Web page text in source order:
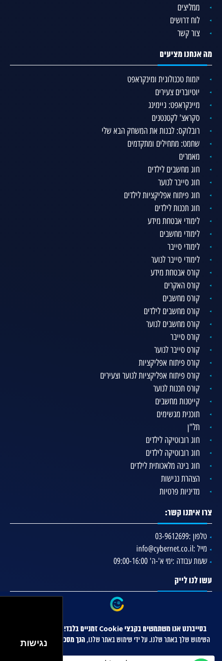
ממליצים
לוח דרושים
צור קשר
מה אנחנו מציעים
יזמות טכנולוגית ומינקראפט
יוטיוברים צעירים
מיינקראפט: גיימינג
סקראצ' לקטנטנים
רובלוקס: לבנות את המשחק הבא שלי
שחמט: מתחילים ומתקדמים
מאמרים
חוג מחשבים לילדים
חוג סייבר לנוער
חוג פיתוח אפליקציות לילדים
חוג תכנות לילדים
לימודי אבטחת מידע
לימודי מחשבים
לימודי סייבר
לימודי סייבר לנוער
קורס אבטחת מידע
קורס האקרים
קורס מחשבים
קורס מחשבים לילדים
קורס מחשבים לנוער
קורס סייבר
קורס סייבר לנוער
קורס פיתוח אפליקציות
קורס פיתוח אפליקציות לנוער וצעירים
קורס תכנות לנוער
קייטנות מחשבים
תוכנית מגשימים
תל"ן
חוג רובוטיקה לילדים
חוג רובוטיקה לילדים
חוג בינה מלאכותית לילדים
הצהרת נגישות
מדיניות פרטיות
צרו איתנו קשר:
טלפון :03-9612699
מייל : info@cybernet.co.il
שעות עבודה :ימי א'-ה' 09:00-16:00
עשו לנו לייק
נגישות